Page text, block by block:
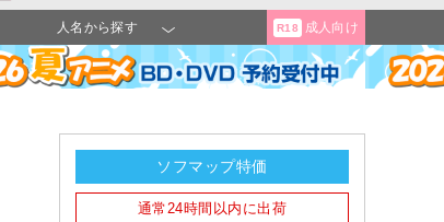
人名から探す R18 成人向け
ソフマップ特価
通常24時間以内に出荷